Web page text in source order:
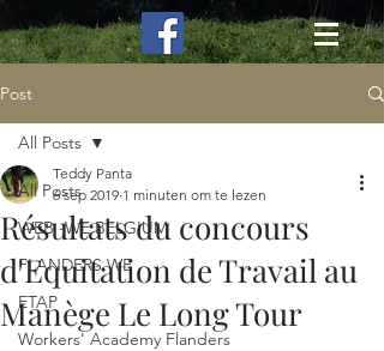
Post
All Posts
WEB -WE BELGIUM
FLANDERS WE
ETAP
Workers' Academy Flanders
All Posts
Résultats du concours
d'Equitation de Travail au
Manège Le Long Tour
Teddy Panta
6 sep 2019 1 minuten om te lezen